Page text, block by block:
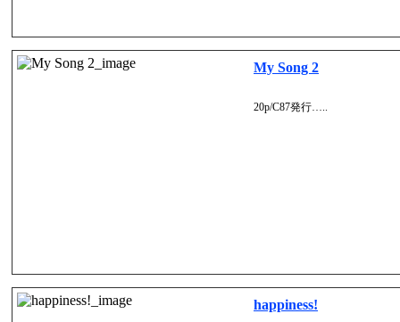
My Song 2
20p/C87発行…..
happiness!